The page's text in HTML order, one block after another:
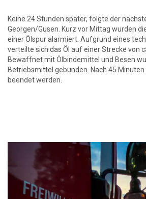
Keine 24 Stunden später, folgte der
Georgen/Gusen. Kurz vor Mittag wurden
einer Ölspur alarmiert. Aufgrund eines
verteilte sich das Öl auf einer Strecke von
Bewaffnet mit Ölbindemittel und Besen
Betriebsmittel gebunden. Nach 45
beendet werden.